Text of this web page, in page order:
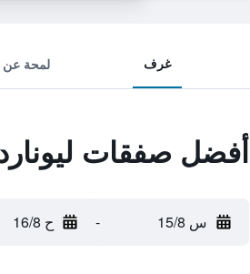
غرف لمحة عن
أفضل صفقات
س 15/8 - ح 16/8